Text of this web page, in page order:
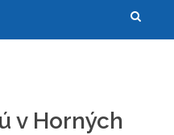
v Horných